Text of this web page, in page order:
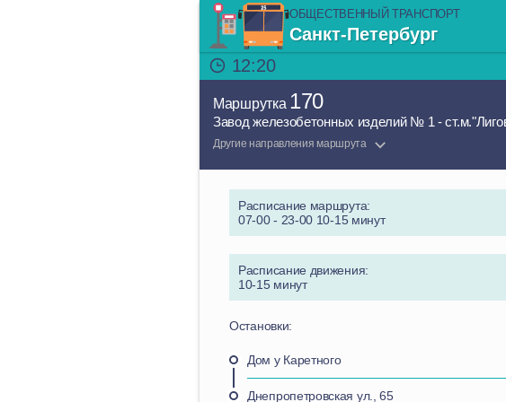
ОБЩЕСТВЕННЫЙ ТРАНСПОРТ
Санкт-Петербург
12:20
Маршрутка 170
Завод железобетонных изделий № 1 -
Другие направления маршрута
Расписание маршрута:
07-00 - 23-00 10-15 минут
Расписание движения:
10-15 минут
Остановки:
Дом у Каретного
Днепропетровская ул., 65